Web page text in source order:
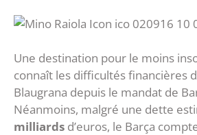
Une destination pour le moins
connaît les difficultés financières
Blaugrana depuis le mandat de
Néanmoins, malgré une dette
milliards d’euros, le Barça